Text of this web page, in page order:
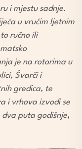
i mjestu sadnje.
u vrućim ljetnim
ručno ili
je na rotorima u
Švarči i
gredica, te
i vrhova izvodi se
puta godišnje,